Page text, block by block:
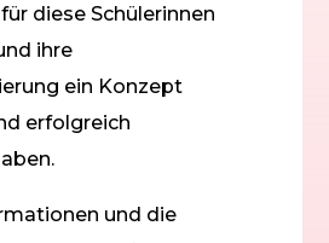
diese Schülerinnen
ihre
ein Konzept
erfolgreich
und die